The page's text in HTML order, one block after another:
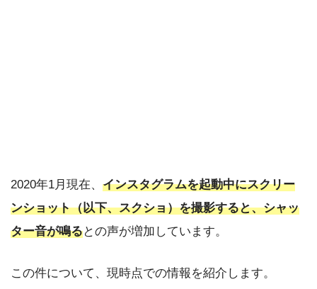
2020年1月現在、 インスタグラムを起動中にスクリー
ンショット（以下、スクショ）を撮影すると、シャッ
ター音が鳴るとの声が増加しています。
この件について、現時点での情報を紹介します。